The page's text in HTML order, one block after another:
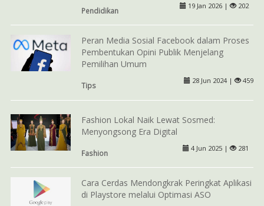
Pendidikan
19 Jan 2026 | 202
Peran Media Sosial Facebook dalam Proses
Pembentukan Opini Publik Menjelang
Pemilihan Umum
Tips
28 Jun 2024 | 459
Fashion Lokal Naik Lewat Sosmed:
Menyongsong Era Digital
Fashion
4 Jun 2025 | 281
Cara Cerdas Mendongkrak Peringkat Aplikasi
di Playstore melalui Optimasi ASO